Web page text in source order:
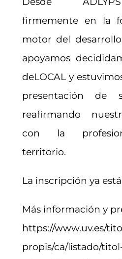
firmemente en la
motor del
apoyamos
deLOCAL y
presentación de
reafirmando
con la
territorio.
La inscripción ya
Más información y
https://www.uv.es/
propis/ca/listado/